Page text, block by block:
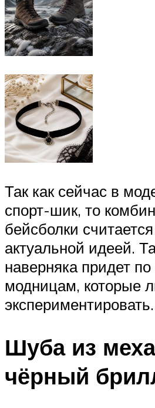
Так как сейчас в
спорт-шик, то
бейсболки
актуальной идеей.
наверняка придет по
модницам, которые
экспериментировать.
Шуба из
чёрный